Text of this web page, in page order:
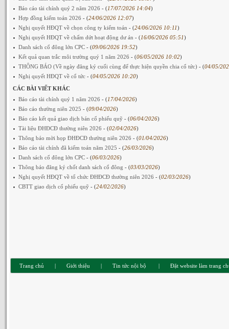
Báo cáo tài chính quý 2 năm 2026 - (17/07/2026 14:04)
Hợp đồng kiểm toán 2026 - (24/06/2026 12:07)
Nghị quyết HĐQT về chọn công ty kiểm toán - (24/06/2026 10:11)
Nghị quyết HĐQT về chấm dứt hoạt động dư án - (16/06/2026 05:51)
Danh sách cổ đông lớn CPC - (09/06/2026 19:52)
Kết quả quan trắc môi trường quý 1 năm 2026 - (06/05/2026 10:02)
THÔNG BÁO (Về ngày đăng ký cuối cùng để thực hiện quyền chia cổ tức) - (04/05/
Nghị quyết HĐQT về cổ tức - (04/05/2026 10:20)
CÁC BÀI VIẾT KHÁC
Báo cáo tài chính quý 1 năm 2026 - (17/04/2026)
Báo cáo thường niên 2025 - (09/04/2026)
Báo cáo kết quả giao dịch bán cổ phiếu quỹ - (06/04/2026)
Tài liệu ĐHĐCĐ thường niên 2026 - (02/04/2026)
Thông báo mời họp ĐHĐCĐ thường niên 2026 - (01/04/2026)
Báo cáo tài chính đã kiểm toán năm 2025 - (26/03/2026)
Danh sách cổ đông lớn CPC - (06/03/2026)
Thông báo đăng ký chốt danh sách cổ đông - (03/03/2026)
Nghị quyết HĐQT về tổ chức ĐHĐCĐ thường niên 2026 - (02/03/2026)
CBTT giao dịch cổ phiếu quỹ - (24/02/2026)
Trang chủ | Giới thiệu | Tin tức nội bộ | Đặt website làm trang